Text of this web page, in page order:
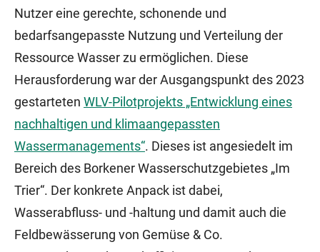
Nutzer eine gerechte, schonende und
bedarfsangepasste Nutzung und Verteilung der
Ressource Wasser zu ermöglichen. Diese
Herausforderung war der Ausgangspunkt des 2023
gestarteten WLV-Pilotprojekts „Entwicklung eines
nachhaltigen und klimaangepassten
Wassermanagements“. Dieses ist angesiedelt im
Bereich des Borkener Wasserschutzgebietes „Im
Trier“. Der konkrete Anpack ist dabei,
Wasserabfluss- und -haltung und damit auch die
Feldbewässerung von Gemüse & Co.